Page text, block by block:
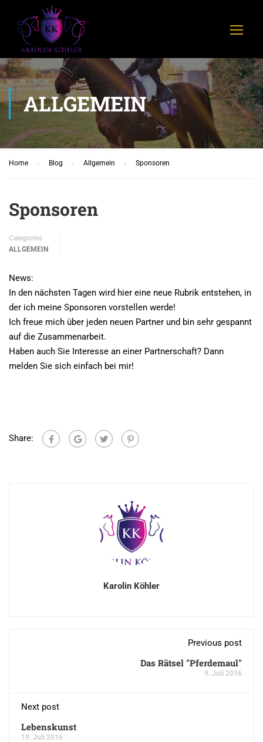
ALLGEMEIN
Home Blog Allgemein Sponsoren
Sponsoren
Categories
ALLGEMEIN
News:
In den nächsten Tagen wird hier eine neue Rubrik entstehen, in
der ich meine Sponsoren vorstellen werde!
Ich freue mich über jeden neuen Partner und bin sehr gespannt
auf die Zusammenarbeit.
Haben auch Sie Interesse an einer Partnerschaft? Dann
melden Sie sich einfach bei mir!
Share:
Karolin Köhler
Previous post
Das Rätsel "Pferdemaul"
9. Juli 2016
Next post
Lebenskunst
19. Juli 2016